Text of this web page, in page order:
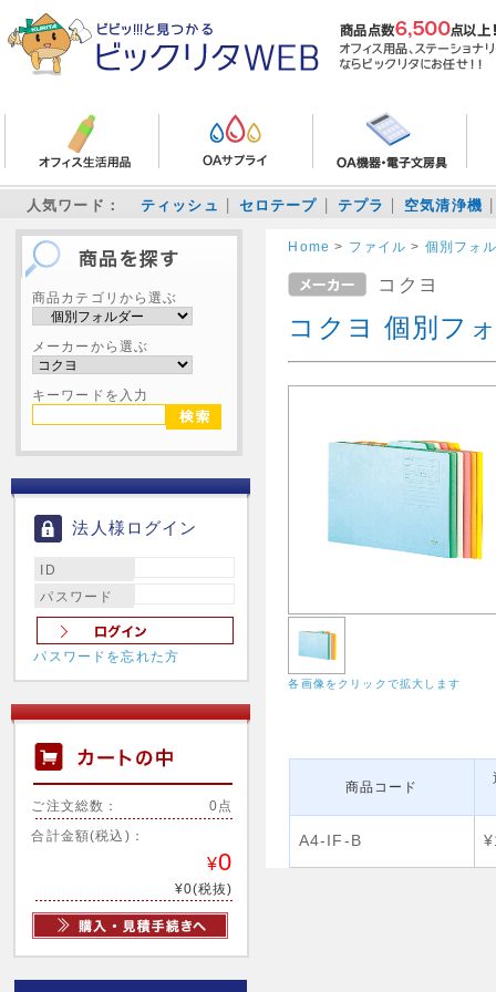
人気ワード： ティッシュ セロテープ テプラ 空気清浄機
商品カテゴリから選ぶ
メーカーから選ぶ
キーワードを入力
法人様ログイン
ID
パスワード
パスワードを忘れた方
ご注文総数： 0点
合計金額(税込)：
¥0
¥0(税抜)
Home > ファイル > 個別フォ
コクヨ
コクヨ 個別フ
各画像をクリックで拡大します
商品コード
A4-IF-B